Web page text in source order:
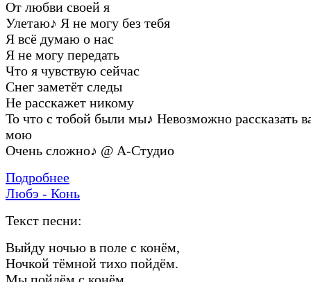
От любви своей я
Улетаю♪ Я не могу без тебя
Я всё думаю о нас
Я не могу передать
Что я чувствую сейчас
Снег заметёт следы
Не расскажет никому
То что с тобой были мы♪ Невозможно рассказать
мою
Очень сложно♪ @ А-Студио
Подробнее
Любэ - Конь
Текст песни:
Выйду ночью в поле с конём,
Ночкой тёмной тихо пойдём.
Мы пойдём с конём,